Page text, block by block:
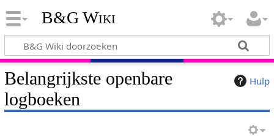
B&G Wiki
Hulp
Belangrijkste openbare
logboeken